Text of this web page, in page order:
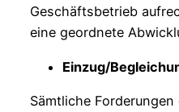
Geschäftsbetrieb
eine geordnete
Einzug/
Sämtliche